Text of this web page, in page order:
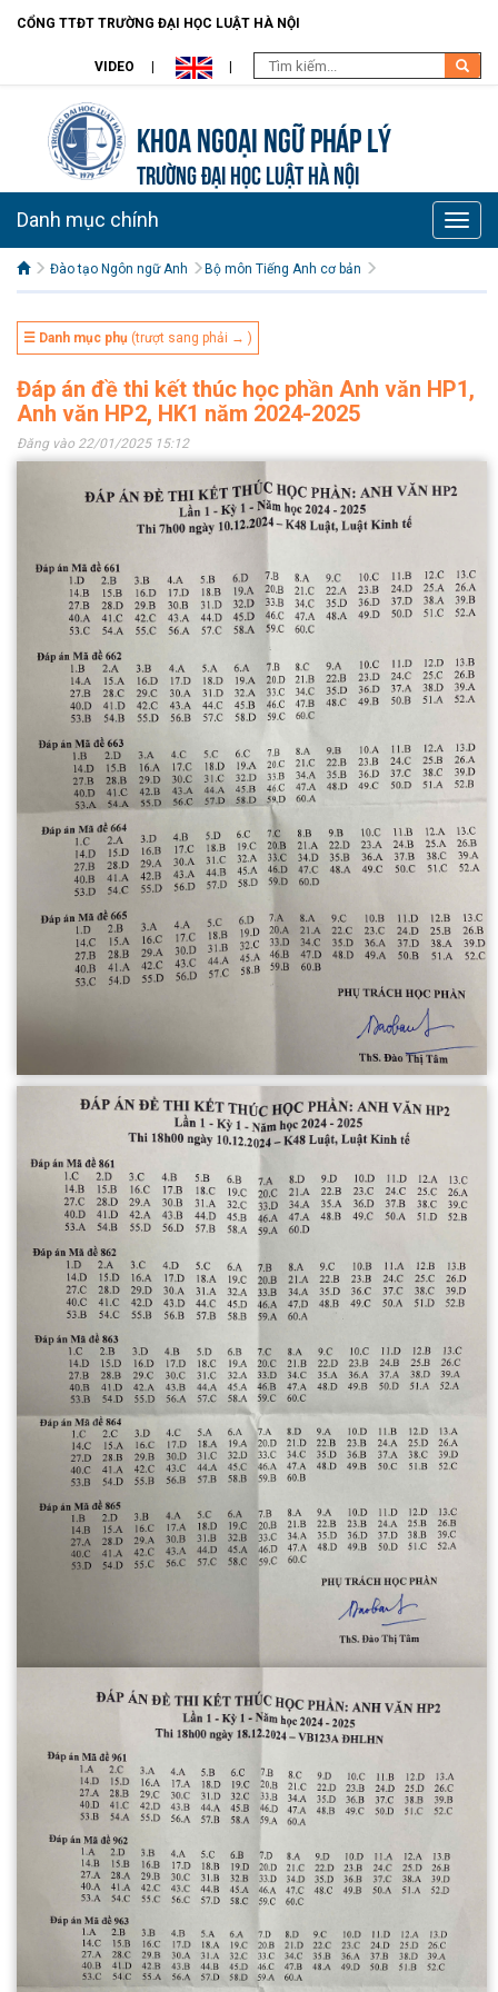
CỔNG TTĐT TRƯỜNG ĐẠI HỌC LUẬT HÀ NỘI
VIDEO
Khoa Ngoại ngữ pháp lý
TRƯỜNG ĐẠI HỌC LUẬT HÀ NỘI
Toggle
Danh mục chính
Đào tạo Ngôn ngữ Anh Bộ môn Tiếng Anh cơ bản
☰ Danh mục phụ (trượt sang phải → )
Đáp án đề thi kết thúc học phần Anh văn HP1,
Anh văn HP2, HK1 năm 2024-2025
Đăng vào 22/01/2025 15:12